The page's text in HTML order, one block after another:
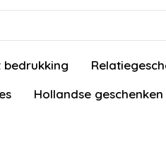
bedrukking
Hollandse geschenken